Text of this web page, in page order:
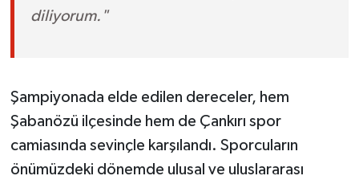
diliyorum."
Şampiyonada elde edilen dereceler, hem
Şabanözü ilçesinde hem de Çankırı spor
camiasında sevinçle karşılandı. Sporcuların
önümüzdeki dönemde ulusal ve uluslararası